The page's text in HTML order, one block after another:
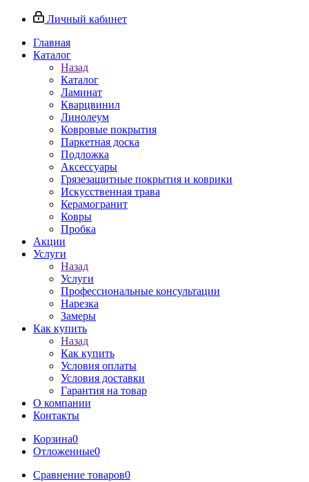
Личный кабинет
Главная
Каталог
Назад
Каталог
Ламинат
Кварцвинил
Линолеум
Ковровые покрытия
Паркетная доска
Подложка
Аксессуары
Грязезащитные покрытия и коврики
Искусственная трава
Керамогранит
Ковры
Пробка
Акции
Услуги
Назад
Услуги
Профессиональные консультации
Нарезка
Замеры
Как купить
Назад
Как купить
Условия оплаты
Условия доставки
Гарантия на товар
О компании
Контакты
Корзина0
Отложенные0
Сравнение товаров0